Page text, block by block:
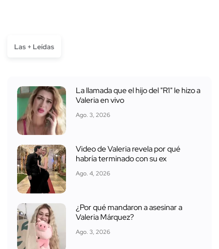
Las + Leídas
La llamada que el hijo del "R1" le hizo a
Valeria en vivo
Ago. 3, 2026
Video de Valeria revela por qué
habría terminado con su ex
Ago. 4, 2026
¿Por qué mandaron a asesinar a
Valeria Márquez?
Ago. 3, 2026